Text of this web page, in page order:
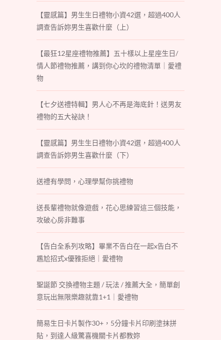
【靈感篇】男生生日禮物小資42選，超過400人
調查告訴妳男生喜歡什麼（上）
【最狂12星座禮物推薦】五十樣以上星座生日/
情人節禮物推薦，講到你心坎的禮物清單｜愛禮
物
【七夕送禮特輯】男人心不再是海底針！送男友
禮物的五大祕訣！
【靈感篇】男生生日禮物小資42選，超過400人
調查告訴妳男生喜歡什麼（下）
送禮有學問，心理學幫你挑禮物
送長輩禮物就像遊戲，花心思練習這三個技能，
攻破心房非難事
【告白全系列攻略】畢業不告白在一起x告白不
尷尬招式x優雅拒絕｜愛禮物
聖誕節 交換禮物主題 / 玩法 / 推薦大全，簡單創
意玩出無限樂趣就靠1+1｜愛禮物
簡易生日卡片製作30+，5分鐘卡片印刷塗抹拼
貼，到達人級驚喜機關卡片都教妳